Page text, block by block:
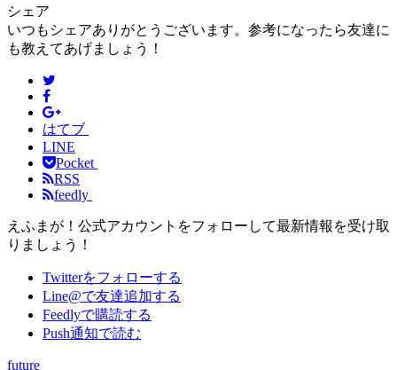
シェア
いつもシェアありがとうございます。参考になったら友達に
も教えてあげましょう！
はてブ
LINE
Pocket
RSS
feedly
えふまが！公式アカウントをフォローして最新情報を受け取
りましょう！
Twitterをフォローする
Line@で友達追加する
Feedlyで購読する
Push通知で読む
future